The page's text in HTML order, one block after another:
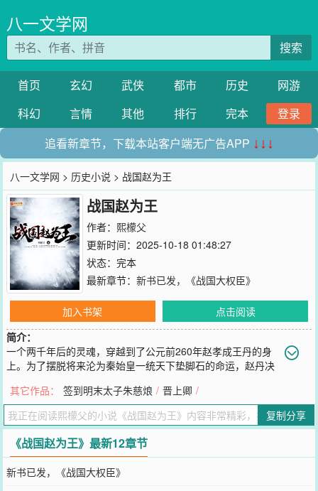
八一文学网
搜索
首页 玄幻 武侠 都市 历史
网游
科幻
言情 其他 排行 完本
登录
追看新章节，下载本站客户端无广告APP ↓↓↓
八一文学网 > 历史小说 > 战国赵为王
战国赵为王
作者： 熙檬父
更新时间：2025-10-18 01:48:27
状态：完本
最新章节： 新书已发，《战国大权臣》
加入书架
点击阅读
简介：
一个两千年后的灵魂，穿越到了公元前260年赵孝成王丹的身
上。为了摆脱将来沦为秦始皇一统天下垫脚石的命运，赵丹决
丹得应对一个迫在眉睫的问题。此时此刻正是秦赵长平之战的最紧要
关头，所以赵括换廉颇，到底换不换？
您要是觉得《战国赵为王》还不错的话请不要忘记向您QQ群和微博微
信里的朋友推荐哦！
其它作品： 签到明末太子朱慈烺 / 晋上卿 /
复制分享
《战国赵为王》最新12章节
新书已发，《战国大权臣》